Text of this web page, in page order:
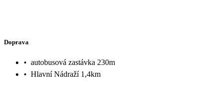
Doprava
• autobusová zastávka 230m
• Hlavní Nádraží 1,4km